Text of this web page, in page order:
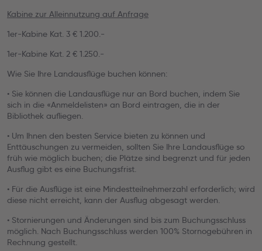
Kabine zur Alleinnutzung auf Anfrage
1er-Kabine Kat. 3 € 1.200.-
1er-Kabine Kat. 2 € 1.250.-
Wie Sie Ihre Landausflüge buchen können:
• Sie können die Landausflüge nur an Bord buchen, indem Sie
sich in die «Anmeldelisten» an Bord eintragen, die in der
Bibliothek aufliegen.
• Um Ihnen den besten Service bieten zu können und
Enttäuschungen zu vermeiden, sollten Sie Ihre Landausflüge so
früh wie möglich buchen; die Plätze sind begrenzt und für jeden
Ausflug gibt es eine Buchungsfrist.
• Für die Ausflüge ist eine Mindestteilnehmerzahl erforderlich; wird
diese nicht erreicht, kann der Ausflug abgesagt werden.
• Stornierungen und Änderungen sind bis zum Buchungsschluss
möglich. Nach Buchungsschluss werden 100% Stornogebühren in
Rechnung gestellt.